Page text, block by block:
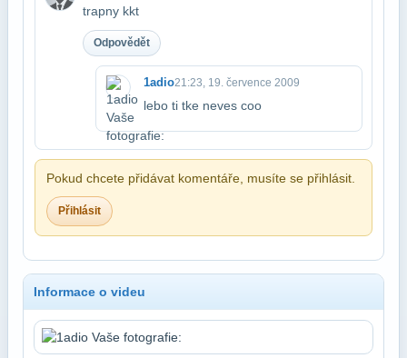
trapny kkt
Odpovědět
1adio21:23, 19. července 2009
lebo ti tke neves coo
Pokud chcete přidávat komentáře, musíte se přihlásit.
Přihlásit
Informace o videu